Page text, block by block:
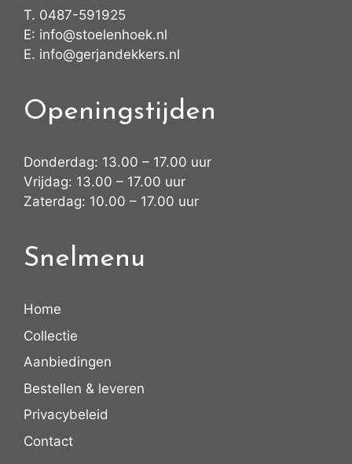
T. 0487-591925
E: info@stoelenhoek.nl
E. info@gerjandekkers.nl
Openingstijden
Donderdag: 13.00 – 17.00 uur
Vrijdag: 13.00 – 17.00 uur
Zaterdag: 10.00 – 17.00 uur
Snelmenu
Home
Collectie
Aanbiedingen
Bestellen & leveren
Privacybeleid
Contact